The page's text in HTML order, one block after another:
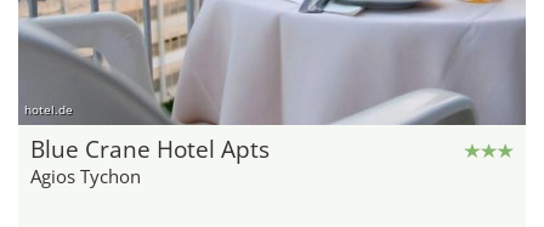
hotel.de
Blue Crane Hotel Apts
Agios Tychon